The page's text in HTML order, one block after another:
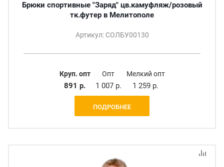
Брюки спортивные "Заряд" цв.камуфляж/розовый
тк.футер в Мелитополе
Артикул: СОЛБУ00130
Круп. опт
891 р.
Опт
1 007 р.
Мелкий опт
1 259 р.
ПОДРОБНЕЕ